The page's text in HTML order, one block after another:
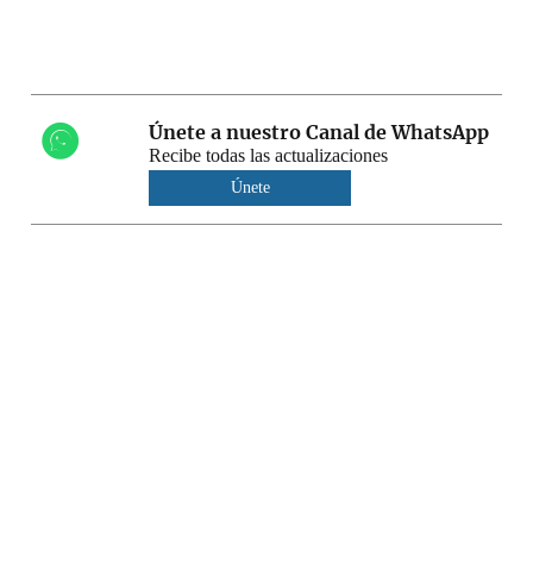
Únete a nuestro Canal de WhatsApp
Recibe todas las actualizaciones
Únete